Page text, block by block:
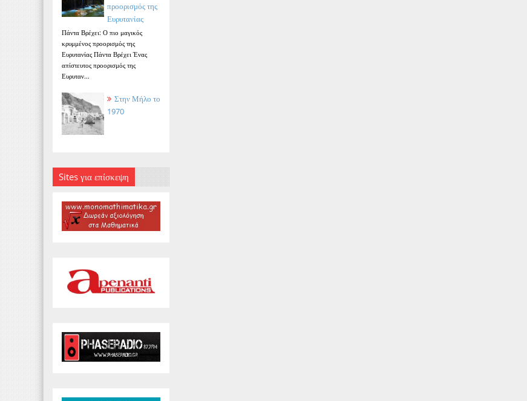
προορισμός της
Ευρυτανίας
Πάντα Βρέχει: Ο πιο μαγικός
κρυμμένος προορισμός της
Ευρυτανίας Πάντα Βρέχει Ένας
απίστευτος προορισμός της
Ευρυταν...
Στην Μήλο το
1970
Sites για επίσκεψη